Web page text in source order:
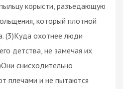
корысти, разъедающую
который плотной
(3)Куда охотнее люди
детства, не замечая их
снисходительно
плечами и не пытаются